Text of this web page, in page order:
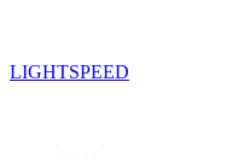
LIGHTSPEED